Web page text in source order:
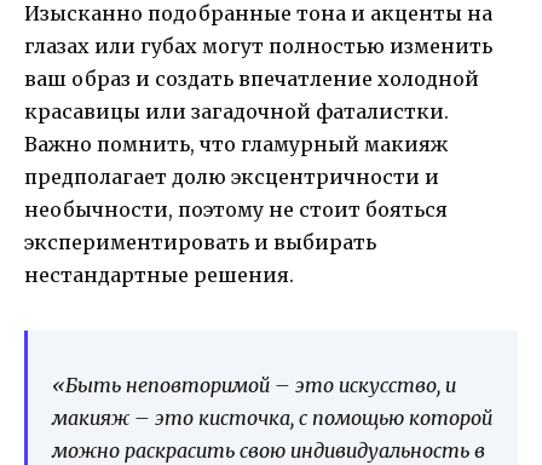
Изысканно подобранные тона и акценты на
глазах или губах могут полностью изменить
ваш образ и создать впечатление холодной
красавицы или загадочной фаталистки.
Важно помнить, что гламурный макияж
предполагает долю эксцентричности и
необычности, поэтому не стоит бояться
экспериментировать и выбирать
нестандартные решения.
«Быть неповторимой – это искусство, и
макияж – это кисточка, с помощью которой
можно раскрасить свою индивидуальность в